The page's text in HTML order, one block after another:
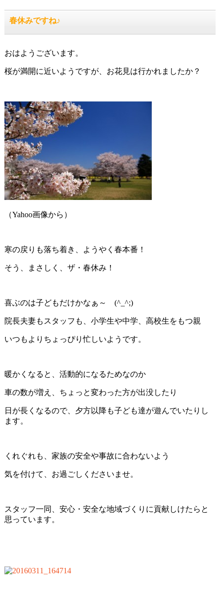
春休みですね♪
おはようございます。
桜が満開に近いようですが、お花見は行かれましたか？
（Yahoo画像から）
寒の戻りも落ち着き、ようやく春本番！
そう、まさしく、ザ・春休み！
喜ぶのは子どもだけかなぁ～ (^_^;)
院長夫妻もスタッフも、小学生や中学、高校生をもつ親
いつもよりちょっぴり忙しいようです。
暖かくなると、活動的になるためなのか
車の数が増え、ちょっと変わった方が出没したり
日が長くなるので、夕方以降も子ども達が遊んでいたりし
ます。
くれぐれも、家族の安全や事故に合わないよう
気を付けて、お過ごしくださいませ。
スタッフ一同、安心・安全な地域づくりに貢献しけたらと
思っています。